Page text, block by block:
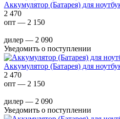
Аккумулятор (Батарея) для
2 470
опт — 2 150
дилер — 2 090
Уведомить о поступлении
Аккумулятор (Батарея) для
2 470
опт — 2 150
дилер — 2 090
Уведомить о поступлении